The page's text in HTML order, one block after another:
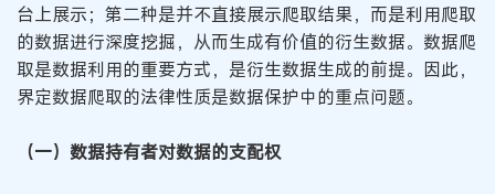
台上展示；第二种是并不直接展示爬取结果，而是利用爬取
的数据进行深度挖掘，从而生成有价值的衍生数据。数据爬
取是数据利用的重要方式，是衍生数据生成的前提。因此，
界定数据爬取的法律性质是数据保护中的重点问题。
（一）数据持有者对数据的支配权